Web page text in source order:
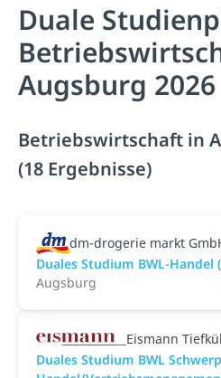
Duale
Augsburg 2026
Betriebswirtschaft in
(18 Ergebnisse)
dm-drogerie markt
Duales Studium BWL-Handel
Augsburg
Eismann
Duales Studium BWL